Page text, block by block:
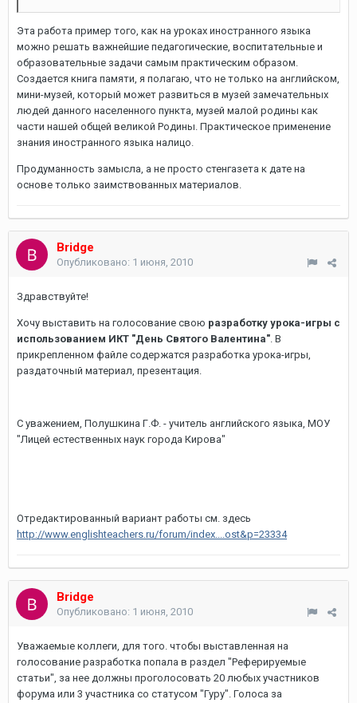
Эта работа пример того, как на уроках иностранного языка
можно решать важнейшие педагогические, воспитательные и
образовательные задачи самым практическим образом.
Создается книга памяти, я полагаю, что не только на английском,
мини-музей, который может развиться в музей замечательных
людей данного населенного пункта, музей малой родины как
части нашей общей великой Родины. Практическое применение
знания иностранного языка налицо.
Продуманность замысла, а не просто стенгазета к дате на
основе только заимствованных материалов.
Bridge
Опубликовано: 1 июня, 2010
Здравствуйте!
Хочу выставить на голосование свою разработку урока-игры с
использованием ИКТ "День Святого Валентина". В
прикрепленном файле содержатся разработка урока-игры,
раздаточный материал, презентация.
С уважением, Полушкина Г.Ф. - учитель английского языка, МОУ
"Лицей естественных наук города Кирова"
Отредактированный вариант работы см. здесь
http://www.englishteachers.ru/forum/index....ost&p=23334
Bridge
Опубликовано: 1 июня, 2010
Уважаемые коллеги, для того. чтобы выставленная на
голосование разработка попала в раздел "Реферируемые
статьи", за нее должны проголосовать 20 любых участников
форума или 3 участника со статусом "Гуру". Голоса за